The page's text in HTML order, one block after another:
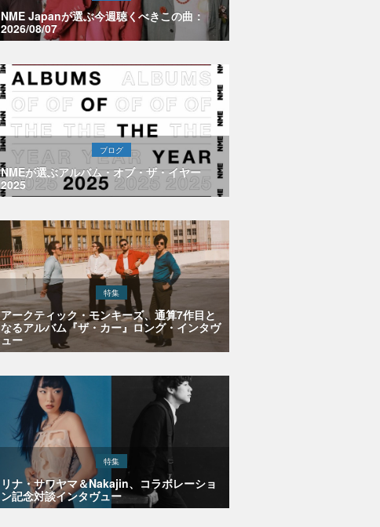
NME Japanが選ぶ今週聴くべきこの曲：
2026/08/07
ブログ
NMEが選ぶアルバム・オブ・ザ・イヤー
2025
特集
アークティック・モンキーズ、通算7作目と
なるアルバム『ザ・カー』ロング・インタヴ
ュー
特集
リナ・サワヤマ＆Nakajin、コラボレーショ
ン記念対談インタヴュー